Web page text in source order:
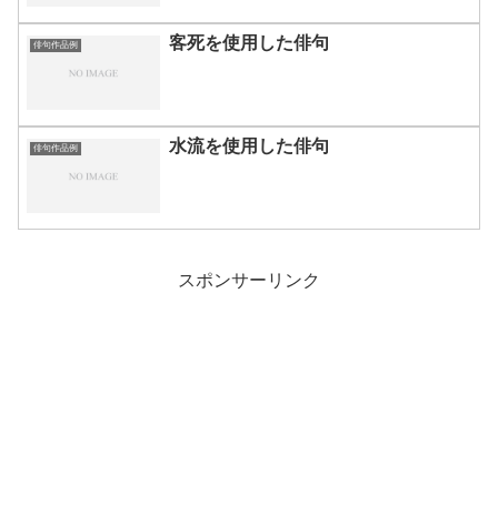
俳句作品例 客死を使用した俳句
俳句作品例 水流を使用した俳句
スポンサーリンク